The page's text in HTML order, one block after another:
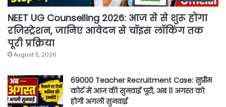
NEET UG Counselling 2026: आज से से शुरू होगा
रजिस्ट्रेशन, जानिए आवेदन से चॉइस लॉकिंग तक
पूरी प्रक्रिया
August 5, 2026
69000 Teacher Recruitment Case: सुप्रीम
कोर्ट में आज की सुनवाई पूरी, अब 11 अगस्त को
होगी अगली सुनवाई